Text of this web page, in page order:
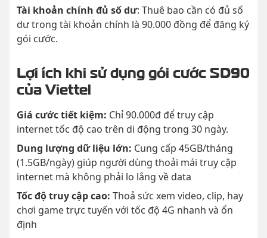
Tài khoản chính đủ số dư: Thuê bao cần có đủ số
dư trong tài khoản chính là 90.000 đồng để đăng ký
gói cước.
Lợi ích khi sử dụng gói cước SD90
của Viettel
Giá cước tiết kiệm: Chỉ 90.000đ để truy cập
internet tốc độ cao trên di động trong 30 ngày.
Dung lượng dữ liệu lớn: Cung cấp 45GB/tháng
(1.5GB/ngày) giúp người dùng thoải mái truy cập
internet mà không phải lo lắng về data
Tốc độ truy cập cao: Thoả sức xem video, clip, hay
chơi game trực tuyến với tốc độ 4G nhanh và ổn
định